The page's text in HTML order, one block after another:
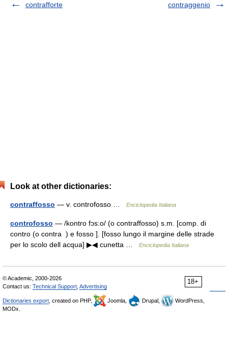
contrafforte
contraggenio
Look at other dictionaries:
contraffosso — v. controfosso … Enciclopedia Italiana
controfosso — /kontro fɔs:o/ (o contraffosso) s.m. [comp. di
contro (o contra ) e fosso ]. [fosso lungo il margine delle strade
per lo scolo dell acqua] ▶◀ cunetta …
Enciclopedia Italiana
18+
© Academic, 2000-2026
Contact us: Technical Support Advertising
Dictionaries export , created on PHP, Joomla, Drupal,
WordPress,
MODx.